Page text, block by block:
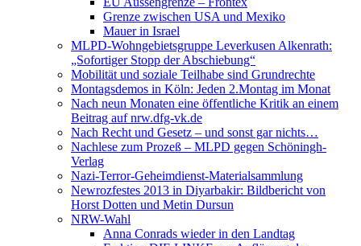
Grenze zwischen USA und Mexiko
Mauer in Israel
MLPD-Wohngebietsgruppe Leverkusen Alkenrath:
„Sofortiger Stopp der Abschiebung“
Mobilität und soziale Teilhabe sind Grundrechte
Montagsdemos in Köln: Jeden 2.Montag im Monat
Nach neun Monaten eine öffentliche Kritik an einem
Beitrag auf nrw.dfg-vk.de
Nach Recht und Gesetz – und sonst gar nichts…
Nachlese zum Prozeß – MLPD gegen Schöningh-
Verlag
Nazi-Terror-Geheimdienst-Materialsammlung
Newrozfestes 2013 in Diyarbakir: Bildbericht von
Horst Dotten und Metin Dursun
NRW-Wahl
Anna Conrads wieder in den Landtag